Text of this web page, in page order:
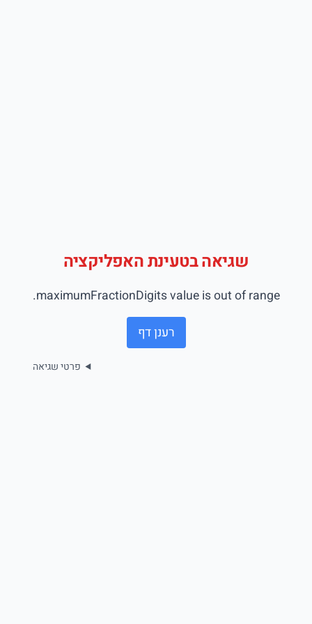
שגיאה בטעינת האפליקציה
maximumFractionDigits value is out of range.
רענן דף
פרטי שגיאה